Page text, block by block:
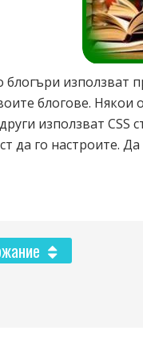
блогъри използват
блогове. Някои
използват CSS
да го настроите.